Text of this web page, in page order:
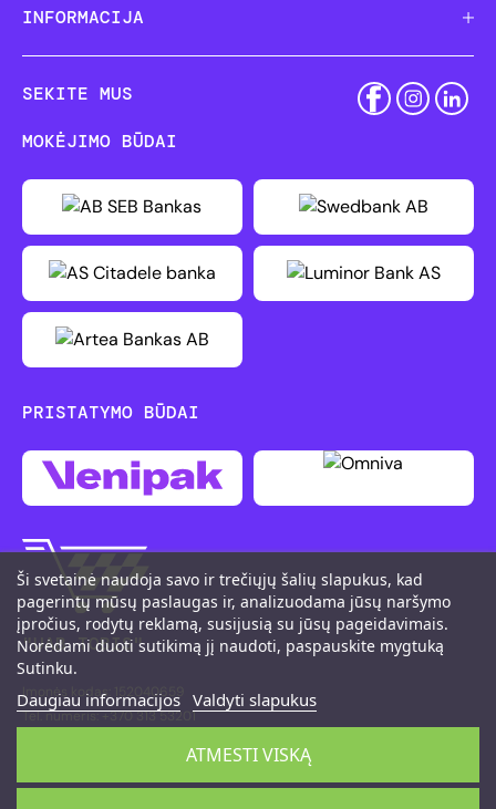
INFORMACIJA
SEKITE MUS
Ši svetainė naudoja savo ir trečiųjų šalių slapukus, kad
pagerintų mūsų paslaugas ir, analizuodama jūsų naršymo
įpročius, rodytų reklamą, susijusią su jūsų pageidavimais.
Norėdami duoti sutikimą jį naudoti, paspauskite mygtuką
Sutinku.
Daugiau informacijos Valdyti slapukus
ATMESTI VISKĄ
MOKĖJIMO BŪDAI
PRISTATYMO BŪDAI
"UAB TOBIS"
Įmonės kodas: 152040659
Tel. numeris: +370 313 53201